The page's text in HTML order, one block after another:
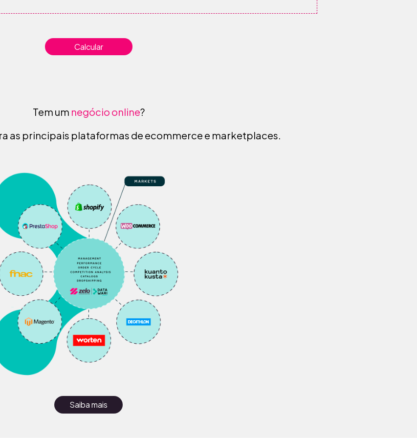
Calcular
Tem um negócio online?
as principais plataformas de ecommerce e marketplaces.
Saiba mais